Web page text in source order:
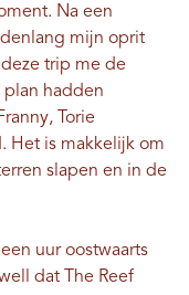
Na een
mijn oprit
trip me de
hadden
Torie
Het is makkelijk om
slapen en in de
uur oostwaarts
dat The Reef